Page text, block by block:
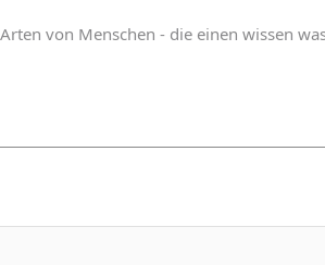
Arten von Menschen - die einen wissen